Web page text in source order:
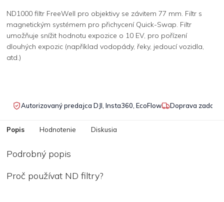
ND1000 filtr FreeWell pro objektivy se závitem 77 mm. Filtr s
magnetickým systémem pro přichycení Quick-Swap. Filtr
umožňuje snížit hodnotu expozice o 10 EV, pro pořízení
dlouhých expozic (například vodopády, řeky, jedoucí vozidla,
atd.)
Autorizovaný predajca DJI, Insta360, EcoFlow Doprava
Popis Hodnotenie Diskusia
Podrobný popis
Proč používat ND filtry?